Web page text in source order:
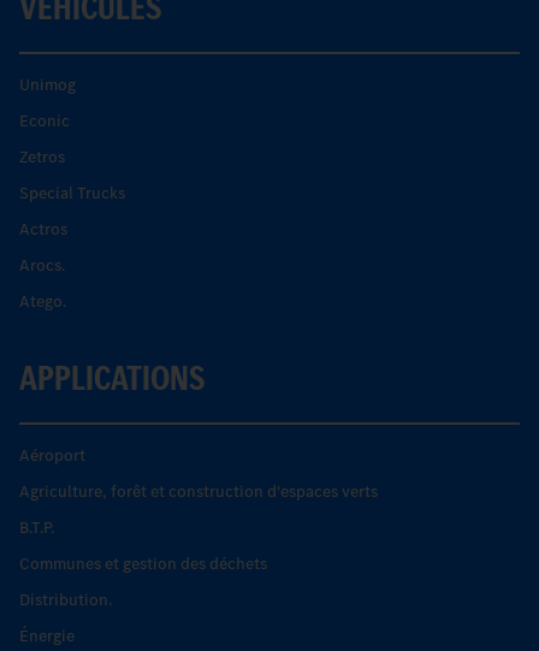
Unimog
Econic
Zetros
Special Trucks
Actros
Arocs.
Atego.
APPLICATIONS
Aéroport
Agriculture, forêt et construction d'espaces verts
B.T.P.
Communes et gestion des déchets
Distribution.
Énergie